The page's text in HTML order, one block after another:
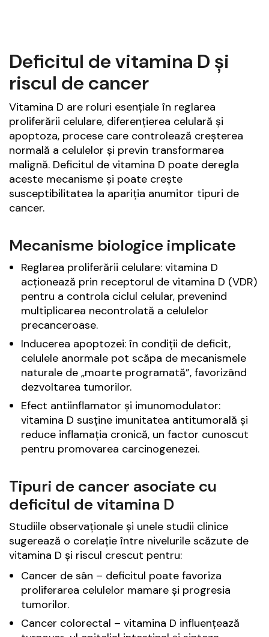
Deficitul de vitamina D și
riscul de cancer
Vitamina D are roluri esențiale în reglarea
proliferării celulare, diferențierea celulară și
apoptoza, procese care controlează creșterea
normală a celulelor și previn transformarea
malignă. Deficitul de vitamina D poate deregla
aceste mecanisme și poate crește
susceptibilitatea la apariția anumitor tipuri de
cancer.
Mecanisme biologice implicate
Reglarea proliferării celulare: vitamina D
acționează prin receptorul de vitamina D (VDR)
pentru a controla ciclul celular, prevenind
multiplicarea necontrolată a celulelor
precanceroase.
Inducerea apoptozei: în condiții de deficit,
celulele anormale pot scăpa de mecanismele
naturale de „moarte programată”, favorizând
dezvoltarea tumorilor.
Efect antiinflamator și imunomodulator:
vitamina D susține imunitatea antitumorală și
reduce inflamația cronică, un factor cunoscut
pentru promovarea carcinogenezei.
Tipuri de cancer asociate cu
deficitul de vitamina D
Studiile observaționale și unele studii clinice
sugerează o corelație între nivelurile scăzute de
vitamina D și riscul crescut pentru:
Cancer de sân – deficitul poate favoriza
proliferarea celulelor mamare și progresia
tumorilor.
Cancer colorectal – vitamina D influențează